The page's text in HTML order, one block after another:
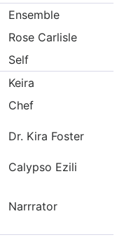
Ensemble
Rose Carlisle
Self
Keira
Chef
Dr. Kira Foster
Calypso Ezili
Narrrator